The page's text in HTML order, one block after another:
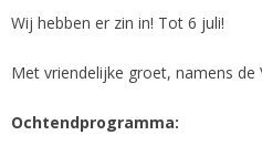
Wij hebben er zin in! Tot 6 juli!
Met vriendelijke groet, namens de
Ochtendprogramma: